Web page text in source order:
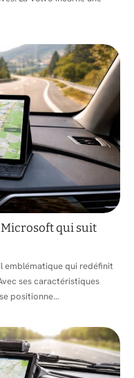
Microsoft qui suit
emblématique qui redéfinit
ses caractéristiques
positionne…